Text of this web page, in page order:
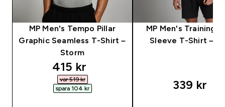
MP Men's Tempo Pillar
Graphic Seamless T-Shirt –
Storm
discounted price
415 kr‎
var 519 kr‎
spara 104 kr‎
MP Men's Training
Sleeve T-Shirt –
339 kr‎